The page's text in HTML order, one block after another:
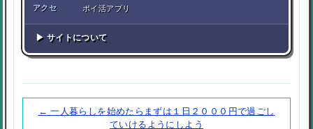
アクセ ポイ活アプリ
▶ サイトについて
← 一人暮らしを始めたらまずは１日２０００円で過ごし
ていけるようにしよう